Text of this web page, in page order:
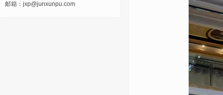
邮箱：jxp@junxunpu.com